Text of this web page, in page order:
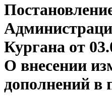
Кургана от
О внесении
дополнений в